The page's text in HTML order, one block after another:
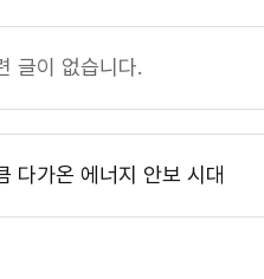
글이 없습니다.
다가온 에너지 안보 시대